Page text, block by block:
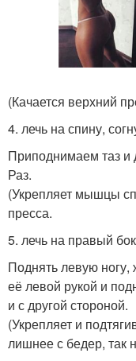
(Качается верхний
4. лечь на спину,
Приподнимаем таз и
Раз.
(Укрепляет мышцы
пресса.
5. лечь на правый
Поднять левую ногу,
её левой рукой и
и с другой стороной.
(Укрепляет и
лишнее с бедер, так